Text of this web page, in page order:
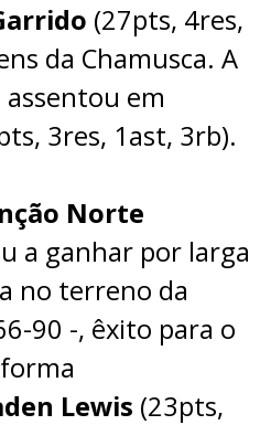
(27pts, 4res,
da Chamusca. A
em
3res, 1ast, 3rb).
Norte
a ganhar por larga
no terreno da
90 -, êxito para o
Lewis (23pts,